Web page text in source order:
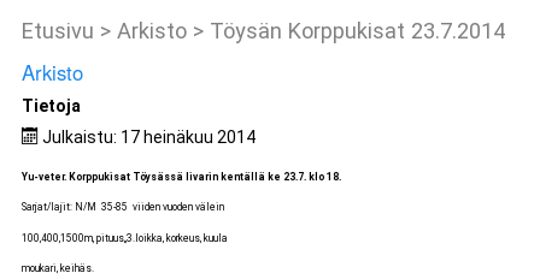
Etusivu > Arkisto > Töysän Korppukisat 23.7.2014
Arkisto
Tietoja
Julkaistu: 17 heinäkuu 2014
Yu-veter. Korppukisat Töysässä Iivarin kentällä ke 23.7. klo 18.
Sarjat/lajit: N/M 35-85 viiden vuoden välein
100,400,1500m, pituus,,3.loikka, korkeus, kuula
moukari, keihäs.